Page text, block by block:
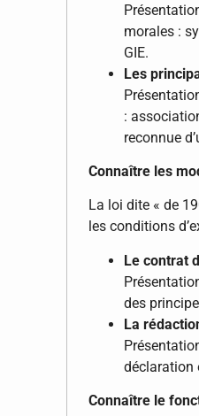
morales :
GIE.
Les
:
reconnue
Connaître les
La loi dite « de
les conditions
Le contrat
des
La
déclaration
Connaître le